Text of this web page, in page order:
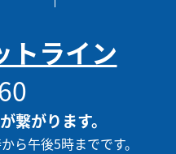
トライン
繋がります。
ら午後5時までです。